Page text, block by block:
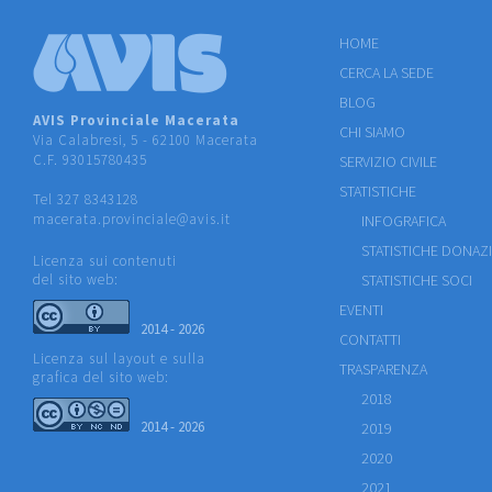
AVIS Provinciale Macerata
Via Calabresi, 5 - 62100 Macerata
C.F. 93015780435
Tel 327 8343128
macerata.provinciale@avis.it
Licenza sui contenuti
del sito web:
2014 - 2026
Licenza sul layout e sulla
grafica del sito web:
2014 - 2026
HOME
CERCA LA SEDE
BLOG
CHI SIAMO
SERVIZIO CIVILE
STATISTICHE
INFOGRAFICA
STATISTICHE
STATISTICHE SOCI
EVENTI
CONTATTI
TRASPARENZA
2018
2019
2020
2021